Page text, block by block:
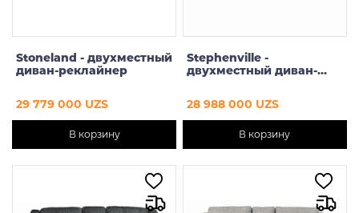
Stoneland - двухместный
диван-реклайнер
29 779 000 UZS
В корзину
Stephenville -
двухместный диван-
28 988 000 UZS
В корзину